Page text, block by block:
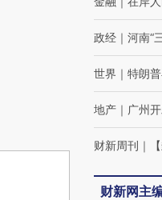
政经 ｜ 河南“
世界 ｜ 特朗
地产 ｜ 广州
财新周刊 ｜
财新网主